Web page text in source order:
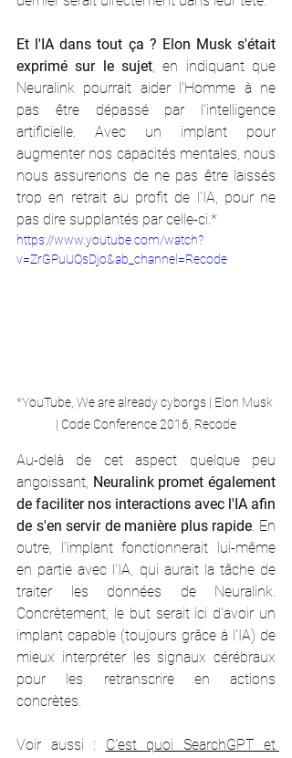
Et l'IA dans tout ça ? Elon Musk s'était
exprimé sur le sujet, en indiquant que
Neuralink pourrait aider l'Homme à ne
pas être dépassé par l'intelligence
artificielle. Avec un implant pour
augmenter nos capacités mentales, nous
nous assurerions de ne pas être laissés
trop en retrait au profit de l'IA, pour ne
pas dire supplantés par celle-ci.*
https://www.youtube.com/watch?
v=ZrGPuUQsDjo&ab_channel=Recode
*YouTube, We are already cyborgs | Elon Musk
| Code Conference 2016, Recode
Au-delà de cet aspect quelque peu
angoissant, Neuralink promet également
de faciliter nos interactions avec l'IA afin
de s'en servir de manière plus rapide. En
outre, l'implant fonctionnerait lui-même
en partie avec l'IA, qui aurait la tâche de
traiter les données de Neuralink.
Concrètement, le but serait ici d'avoir un
implant capable (toujours grâce à l'IA) de
mieux interpréter les signaux cérébraux
pour les retranscrire en actions
concrètes.
Voir aussi : C'est quoi SearchGPT et